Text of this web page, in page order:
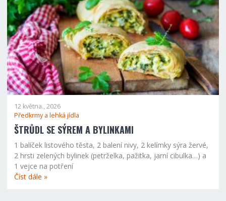
12 května., 2026
Předkrmy a lehká jídla
ŠTRŮDL SE SÝREM A BYLINKAMI
1 balíček listového těsta, 2 balení nivy, 2 kelímky sýra žervé,
2 hrsti zelených bylinek (petrželka, pažitka, jarní cibulka…) a
1 vejce na potření
Číst dále »